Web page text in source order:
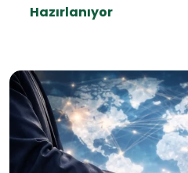
Hazırlanıyor